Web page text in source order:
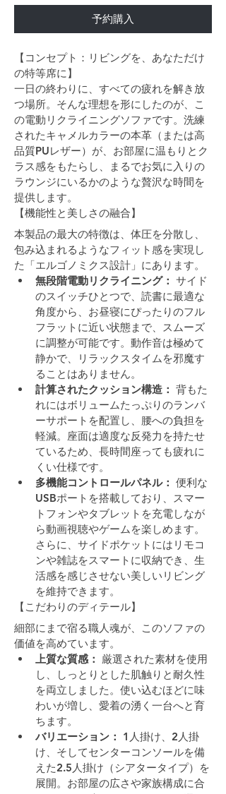
予約購入
【コンセプト：リビングを、あなただけ
の特等席に】
一日の終わりに、すべての疲れを解き放
つ場所。そんな理想を形にしたのが、こ
の電動リクライニングソファです。洗練
されたキャメルカラーの本革（または高
品質PUレザー）が、お部屋に温もりとク
ラス感をもたらし、まるでお気に入りの
ラウンジにいるかのような贅沢な時間を
提供します。
【機能性と美しさの融合】
本製品の最大の特徴は、体圧を分散し、
包み込まれるようなフィット感を実現し
た「エルゴノミクス設計」にあります。
無段階電動リクライニング： サイド
のスイッチひとつで、読書に最適な
角度から、お昼寝にぴったりのフル
フラットに近い状態まで、スムーズ
に調整が可能です。動作音は極めて
静かで、リラックスタイムを邪魔す
ることはありません。
計算されたクッション構造： 背もた
れにはボリュームたっぷりのランバ
ーサポートを配置し、腰への負担を
軽減。座面は適度な反発力を持たせ
ているため、長時間座っても疲れに
くい仕様です。
多機能コントロールパネル： 便利な
USBポートを搭載しており、スマー
トフォンやタブレットを充電しなが
ら動画視聴やゲームを楽しめます。
さらに、サイドポケットにはリモコ
ンや雑誌をスマートに収納でき、生
活感を感じさせない美しいリビング
を維持できます。
【こだわりのディテール】
細部にまで宿る職人魂が、このソファの
価値を高めています。
上質な質感： 厳選された素材を使用
し、しっとりとした肌触りと耐久性
を両立しました。使い込むほどに味
わいが増し、愛着の湧く一台へと育
ちます。
バリエーション： 1人掛け、2人掛
け、そしてセンターコンソールを備
えた2.5人掛け（シアタータイプ）を
展開。お部屋の広さや家族構成に合